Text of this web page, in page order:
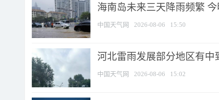
海南岛未来三天降雨频繁
中国天气网 2026-08-06 15:50
河北雷雨发展部分地区有中
中国天气网 2026-08-06 15:02